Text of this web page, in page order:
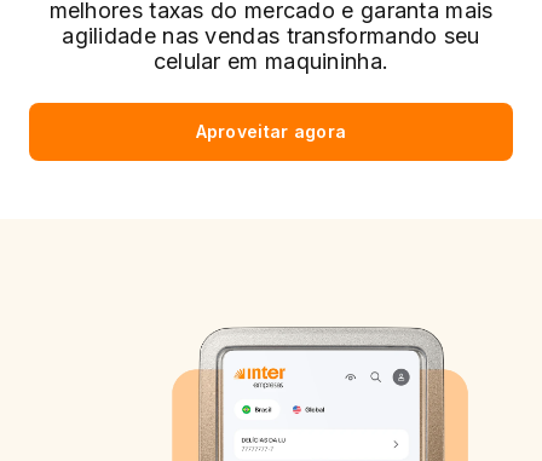
melhores taxas do mercado e garanta mais
agilidade nas vendas transformando seu
celular em maquininha.
Aproveitar agora